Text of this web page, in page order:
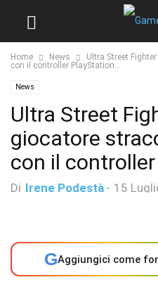
Home News
Ultra Street
con il controller PlayStation...
News
Ultra Street
giocatore
con il
Di Irene Podestà - 15
GAggiungici come